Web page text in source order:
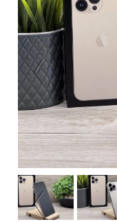
Previous